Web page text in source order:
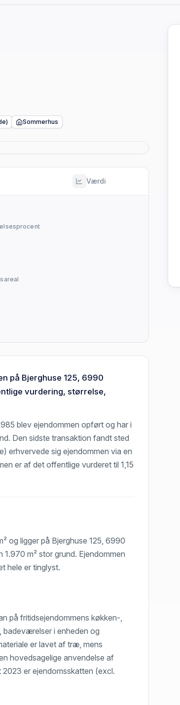
Sommerhus
Værdi
på Bjerghuse 125, 6990
vurdering, størrelse,
blev ejendommen opført og har i
Den sidste transaktion fandt sted
erhvervede sig ejendommen via en
er af det offentlige vurderet til 1,15
og ligger på Bjerghuse 125, 6990
m² stor grund. Ejendommen
hele er tinglyst.
på fritidsejendommens køkken-,
badeværelser i enheden og
er lavet af træ, mens
hovedsagelige anvendelse af
er ejendomsskatten (excl.